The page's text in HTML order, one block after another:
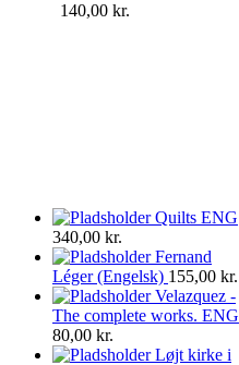
140,00 kr.
Quilts ENG
340,00 kr.
Fernand
Léger (Engelsk) 155,00 kr.
Velazquez -
The complete works. ENG
80,00 kr.
Løjt kirke i